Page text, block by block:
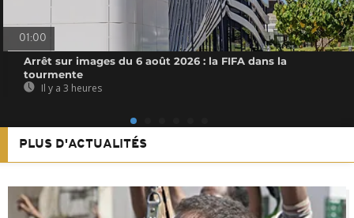
01:00
Arrêt sur images du 6 août 2026 : la FIFA dans la
tourmente
Il y a 3 heures
PLUS D'ACTUALITÉS